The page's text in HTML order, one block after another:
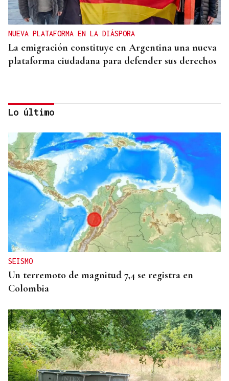
NUEVA PLATAFORMA EN LA DIÁSPORA
La emigración constituye en Argentina una nueva
plataforma ciudadana para defender sus derechos
El Ballet Folklórico Tupa Marka en gira en España
y Francia
Lo último
SEISMO
Un terremoto de magnitud 7,4 se registra en
Colombia